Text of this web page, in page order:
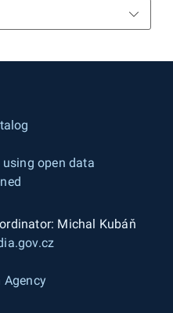
uvedeny na
rok zahájení a
oblast
v Databázi strategií
evidován), webová
kraje, prostorová
Karlovarského kraje.
WGS
úřad Karlovarského
open data
Michal Kubáň